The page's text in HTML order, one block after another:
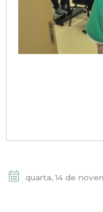
quarta, 14 de